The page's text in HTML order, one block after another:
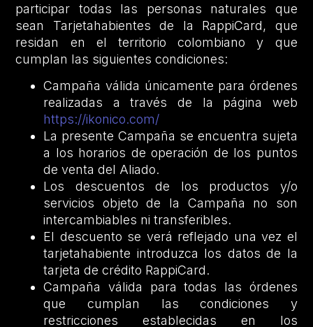
participar todas las personas naturales que
sean Tarjetahabientes de la RappiCard, que
residan en el territorio colombiano y que
cumplan las siguientes condiciones:
Campaña válida únicamente para órdenes
realizadas a través de la página web
https://ikonico.com/
La presente Campaña se encuentra sujeta
a los horarios de operación de los puntos
de venta del Aliado.
Los descuentos de los productos y/o
servicios objeto de la Campaña no son
intercambiables ni transferibles.
El descuento se verá reflejado una vez el
tarjetahabiente introduzca los datos de la
tarjeta de crédito RappiCard.
Campaña válida para todas las órdenes
que cumplan las condiciones y
restricciones establecidas en los